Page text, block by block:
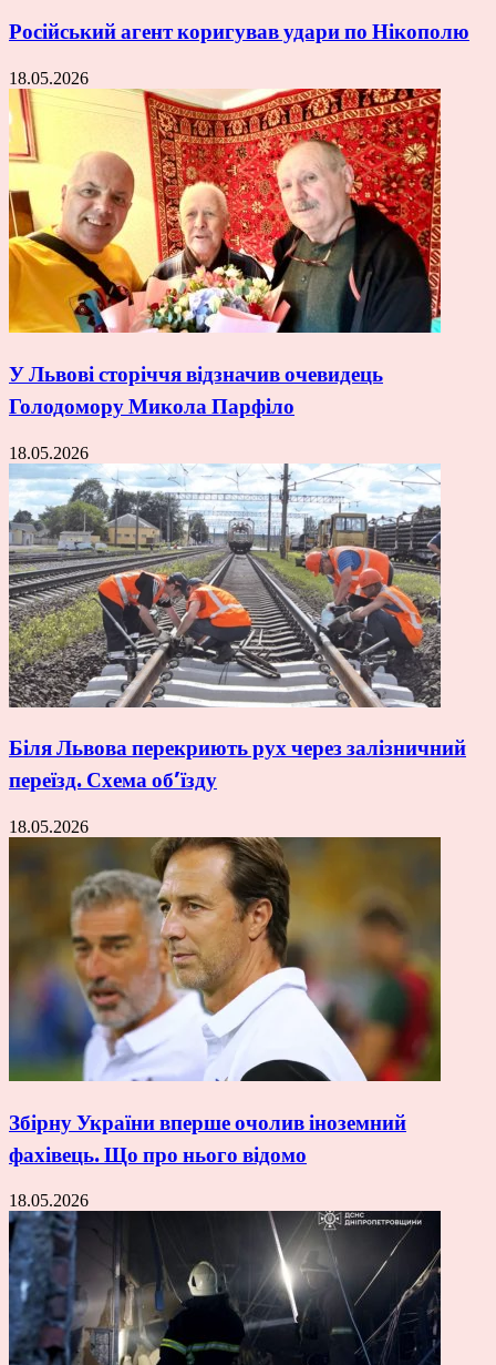
Російський агент коригував удари по Нікополю
18.05.2026
У Львові сторіччя відзначив очевидець
Голодомору Микола Парфіло
18.05.2026
Біля Львова перекриють рух через залізничний
переїзд. Схема об’їзду
18.05.2026
Збірну України вперше очолив іноземний
фахівець. Що про нього відомо
18.05.2026